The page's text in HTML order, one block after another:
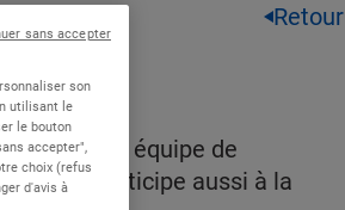
Retour
avec mon équipe de
Je participe aussi à la
son
utilisant le
le bouton
accepter",
choix (refus
d'avis à
sans accepter